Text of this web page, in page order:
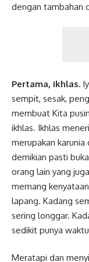
dengan tambahan
Pertama, ikhlas.
sempit, sesak,
membuat Kita
ikhlas. Ikhlas
merupakan karunia
demikian pasti
orang lain yang
memang
lapang. Kadang
sering longgar.
sedikit punya
Meratapi dan